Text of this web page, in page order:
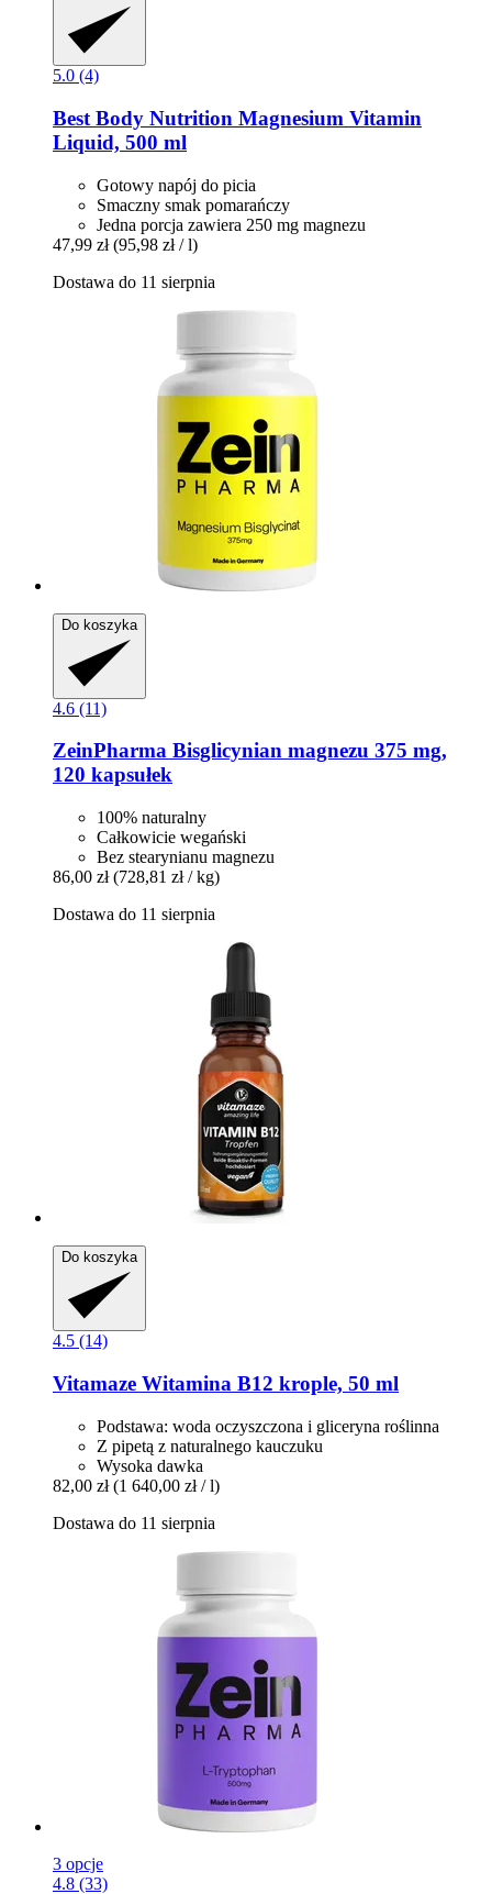
5.0 (4)
Best Body Nutrition Magnesium Vitamin
Liquid, 500 ml
Gotowy napój do picia
Smaczny smak pomarańczy
Jedna porcja zawiera 250 mg magnezu
47,99 zł (95,98 zł / l)
Dostawa do 11 sierpnia
Do koszyka
4.6 (11)
ZeinPharma Bisglicynian magnezu 375 mg,
120 kapsułek
100% naturalny
Całkowicie wegański
Bez stearynianu magnezu
86,00 zł (728,81 zł / kg)
Dostawa do 11 sierpnia
Do koszyka
4.5 (14)
Vitamaze Witamina B12 krople, 50 ml
Podstawa: woda oczyszczona i gliceryna roślinna
Z pipetą z naturalnego kauczuku
Wysoka dawka
82,00 zł (1 640,00 zł / l)
Dostawa do 11 sierpnia
3 opcje
4.8 (33)